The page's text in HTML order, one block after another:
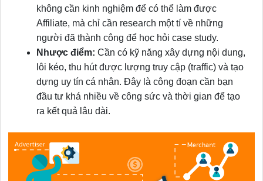
không cần kinh nghiệm để có thể làm được
Affiliate, mà chỉ cần research một tí về những
người đã thành công để học hỏi case study.
Nhược điểm: Cần có kỹ năng xây dựng nội dung,
lôi kéo, thu hút được lượng truy cập (traffic) và tạo
dựng uy tín cá nhân. Đây là công đoạn cần bạn
đầu tư khá nhiều về công sức và thời gian để tạo
ra kết quả lâu dài.